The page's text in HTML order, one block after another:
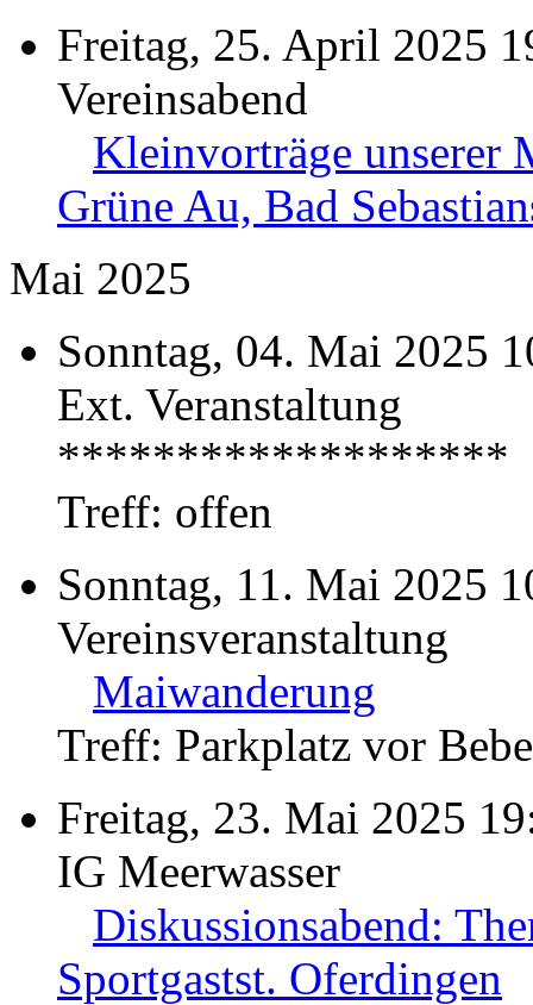
Freitag, 25. April 2025
Vereinsabend
Kleinvorträge unserer
Grüne Au, Bad
Mai 2025
Sonntag, 04. Mai 2025
Ext. Veranstaltung
Treff: offen
Sonntag, 11. Mai 2025
Vereinsveranstaltung
Maiwanderung
Treff: Parkplatz vor
Freitag, 23. Mai 2025
IG Meerwasser
Diskussionsabend:
Sportgastst. Oferdingen